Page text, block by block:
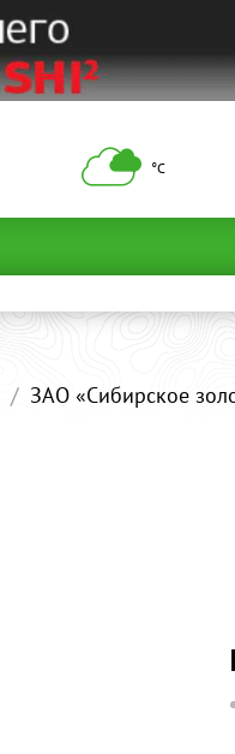
°С
ЗАО «Сибирское